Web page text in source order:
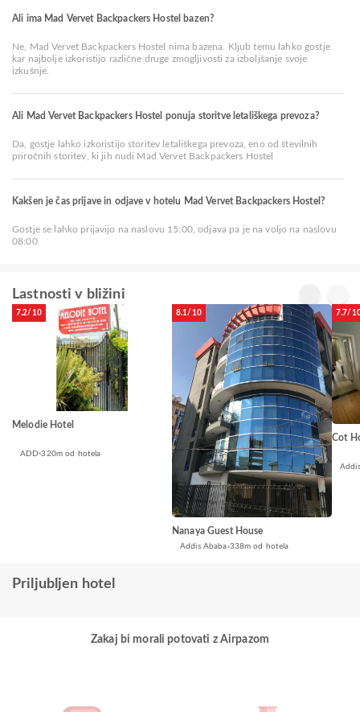
Ali ima Mad Vervet Backpackers Hostel bazen?
Ne, Mad Vervet Backpackers Hostel nima bazena. Kljub temu lahko gostje
kar najbolje izkoristijo različne druge zmogljivosti za izboljšanje svoje
izkušnje.
Ali Mad Vervet Backpackers Hostel ponuja storitve letališkega prevoza?
Da, gostje lahko izkoristijo storitev letališkega prevoza, eno od številnih
priročnih storitev, ki jih nudi Mad Vervet Backpackers Hostel
Kakšen je čas prijave in odjave v hotelu Mad Vervet Backpackers Hostel?
Gostje se lahko prijavijo na naslovu 15:00, odjava pa je na voljo na naslovu
08:00
Lastnosti v bližini
7.2/10
Melodie Hotel
ADD 320m od hotela
8.1/10
Nanaya Guest House
Addis Ababa 338m od hotela
7.7/
Cot
Priljubljen hotel
Zakaj bi morali potovati z Airpazom